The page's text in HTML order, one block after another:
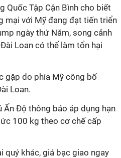
Quốc Tập Cận Bình cho biết
mại với Mỹ đang đạt tiến triển
ngày thứ Năm, song cảnh
Loan có thể làm tổn hại
gặp do phía Mỹ công bố
Loan.
Ấn Độ thông báo áp dụng hạn
100 kg theo cơ chế cấp
khác, giá bạc giao ngay